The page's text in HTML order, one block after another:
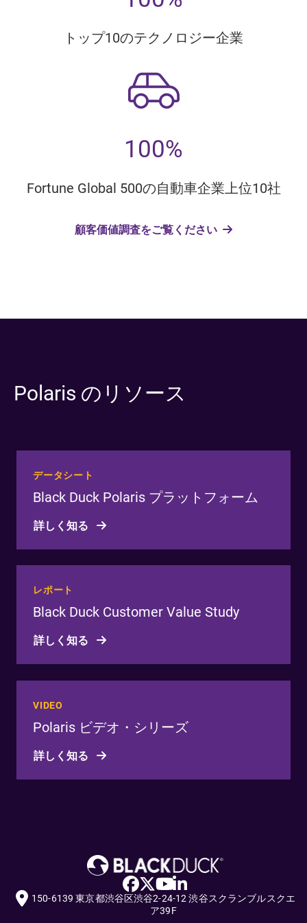
トップ10のテクノロジー企業
100%
Fortune Global 500の自動車企業上位10社
顧客価値調査をご覧ください
Polaris のリソース
データシート
Black Duck Polaris プラットフォーム
詳しく知る
レポート
Black Duck Customer Value Study
詳しく知る
VIDEO
Polaris ビデオ・シリーズ
詳しく知る
150-6139 東京都渋谷区渋谷2-24-12 渋谷スクランブルスクエ
ア39F